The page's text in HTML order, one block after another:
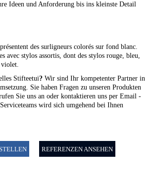
Ideen und Anforderung bis ins kleinste Detail
Stifteetui? Wir sind Ihr kompetenter Partner in
Sie haben Fragen zu unseren Produkten
Sie uns an oder kontaktieren uns per Email -
wird sich umgehend bei Ihnen
REFERENZEN ANSEHEN